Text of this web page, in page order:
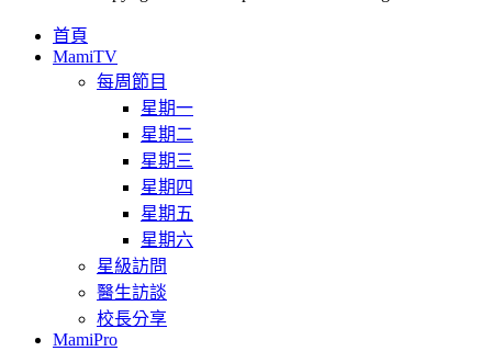
首頁
MamiTV
每周節目
星期一
星期二
星期三
星期四
星期五
星期六
星級訪問
醫生訪談
校長分享
MamiPro